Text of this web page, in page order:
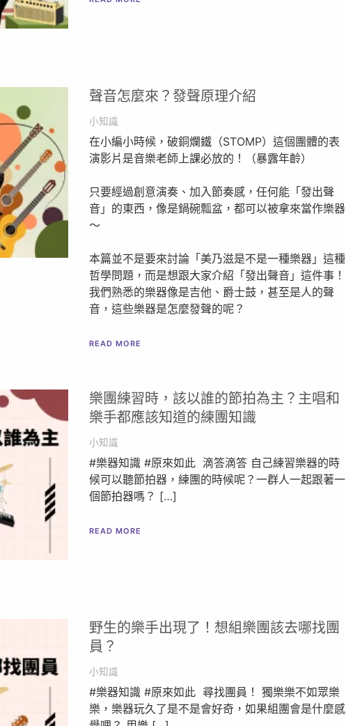
聲音怎麼來？發聲原理介紹
小知識
在小編小時候，破銅爛鐵（STOMP）這個團體的表
演影片是音樂老師上課必放的！（暴露年齡）
只要經過創意演奏、加入節奏感，任何能「發出聲
音」的東西，像是鍋碗瓢盆，都可以被拿來當作樂器
～
本篇並不是要來討論「美乃滋是不是一種樂器」這種
哲學問題，而是想跟大家介紹「發出聲音」這件事！
我們熟悉的樂器像是吉他、爵士鼓，甚至是人的聲
音，這些樂器是怎麼發聲的呢？
READ MORE
樂團練習時，該以誰的節拍為主？主唱和
樂手都應該知道的練團知識
小知識
#樂器知識 #原來如此 滴答滴答 自己練習樂器的時
候可以聽節拍器，練團的時候呢？一群人一起跟著一
個節拍器嗎？ […]
READ MORE
野生的樂手出現了！想組樂團該去哪找團
員？
小知識
#樂器知識 #原來如此 尋找團員！ 獨樂樂不如眾樂
樂，樂器玩久了是不是會好奇，如果組團會是什麼感